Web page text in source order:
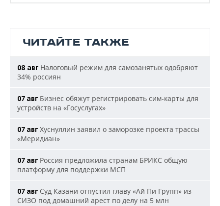
ЧИТАЙТЕ ТАКЖЕ
08 авг Налоговый режим для самозанятых одобряют
34% россиян
07 авг Бизнес обяжут регистрировать сим-карты для
устройств на «Госуслугах»
07 авг Хуснуллин заявил о заморозке проекта трассы
«Меридиан»
07 авг Россия предложила странам БРИКС общую
платформу для поддержки МСП
07 авг Суд Казани отпустил главу «Ай Пи Групп» из
СИЗО под домашний арест по делу на 5 млн